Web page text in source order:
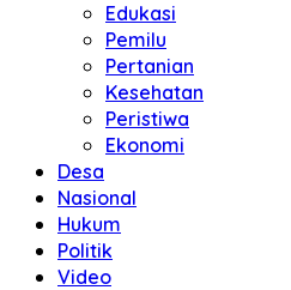
Edukasi
Pemilu
Pertanian
Kesehatan
Peristiwa
Ekonomi
Desa
Nasional
Hukum
Politik
Video